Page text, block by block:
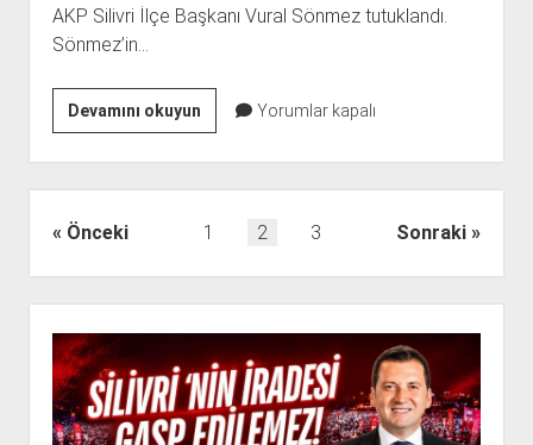
AKP Silivri İlçe Başkanı Vural Sönmez tutuklandı.
Sönmez’in…
Devamını okuyunORMAN
YANGINI
İLE
İLGİLİ
AKP
BAŞKANI
TUTUKLANDI
Yorumlar kapalı
Yazı
Önceki 1 2 3 Sonraki
Menü